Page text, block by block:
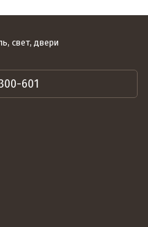
свет, двери
601